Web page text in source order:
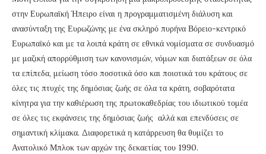
στην Ευρωπαϊκή Ήπειρο είναι η προγραμματισμένη διάλυση και
ανασύνταξη της Ευρωζώνης με ένα σκληρό πυρήνα Βόρειο-κεντρικό
Ευρωπαϊκό και με τα λοιπά κράτη σε εθνικά νομίσματα σε συνδυασμό
με μαζική απορρύθμιση των κανονισμών, νόμων και διατάξεων σε όλα
τα επίπεδα, μείωση τόσο ποσοτικά όσο και ποιοτικά του κράτους σε
όλες τις πτυχές της δημόσιας ζωής σε όλα τα κράτη, σοβαρότατα
κίνητρα για την καθιέρωση της πρωτοκαθεδρίας του ιδιωτικού τομέα
σε όλες τις εκφάνσεις της δημόσιας ζωής αλλά και επενδύσεις σε
σημαντική κλίμακα. Διαφορετικά η κατάρρευση θα θυμίζει το
Ανατολικό Μπλοκ των αρχών της δεκαετίας του 1990.